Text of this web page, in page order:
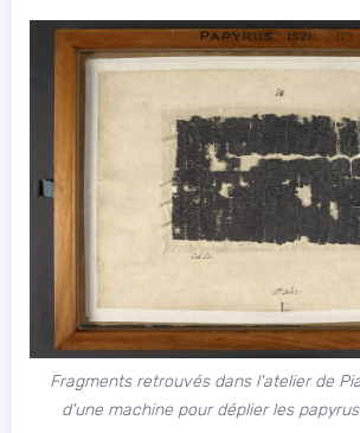
Fragments retrouvés dans l'atelier de
d'une machine pour déplier les